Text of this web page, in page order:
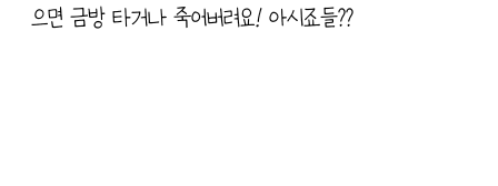
으면 금방 타거나 죽어버려요! 아시죠들??